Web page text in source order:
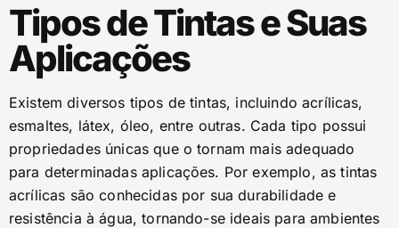
Tipos de Tintas e Suas
Aplicações
Existem diversos tipos de tintas, incluindo acrílicas,
esmaltes, látex, óleo, entre outras. Cada tipo possui
propriedades únicas que o tornam mais adequado
para determinadas aplicações. Por exemplo, as tintas
acrílicas são conhecidas por sua durabilidade e
resistência à água, tornando-se ideais para ambientes